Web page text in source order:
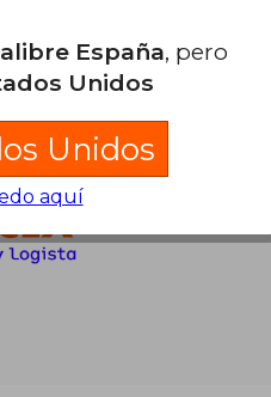
España, pero
Unidos
Unidos
aquí